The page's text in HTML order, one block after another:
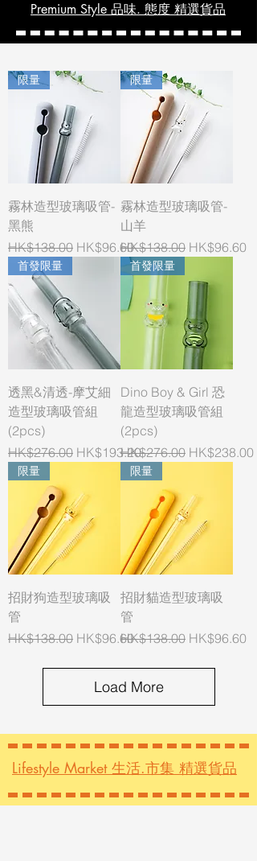
Premium Style 品味. 態度 精選貨品
限量
霧林造型玻璃吸管-
黑熊
Regular Price
HK$138.00 Sale Price
HK$96.60
限量
霧林造型玻璃吸管-
山羊
Regular Price
HK$138.00 Sale Price
HK$96.60
首發限量
透黑&清透-摩艾細
造型玻璃吸管組
(2pcs)
Regular Price
HK$276.00 Sale Price
HK$193.20
首發限量
Dino Boy & Girl 恐
龍造型玻璃吸管組
(2pcs)
Regular Price
HK$276.00 Sale Price
HK$238.00
限量
招財狗造型玻璃吸
管
Regular Price
HK$138.00 Sale Price
HK$96.60
限量
招財貓造型玻璃吸
管
Regular Price
HK$138.00 Sale Price
HK$96.60
Load More
Lifestyle Market 生活.市集 精選貨品